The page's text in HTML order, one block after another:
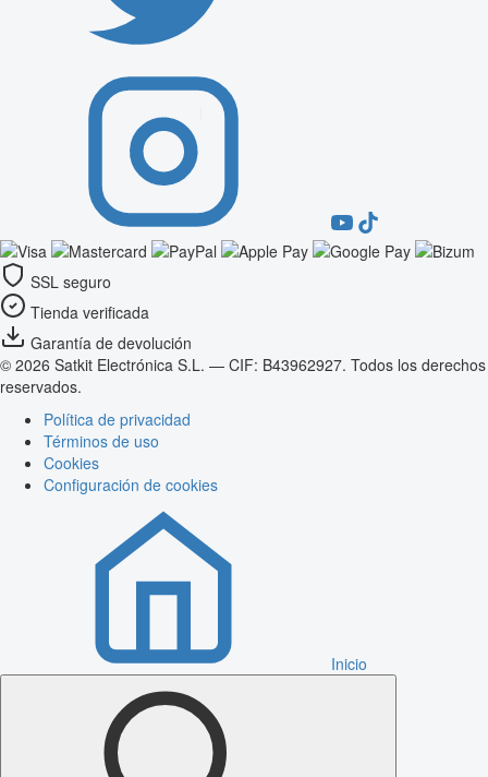
SSL seguro
Tienda verificada
Garantía de devolución
© 2026 Satkit Electrónica S.L. — CIF: B43962927. Todos los derechos
reservados.
Política de privacidad
Términos de uso
Cookies
Configuración de cookies
Inicio